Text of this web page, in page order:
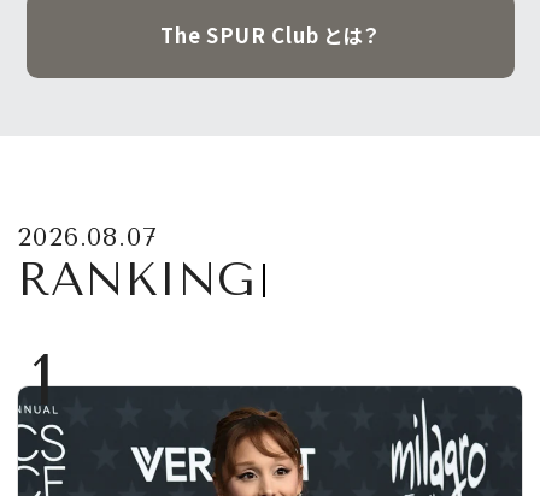
The SPUR Club とは？
2026.08.07
RANKING
1